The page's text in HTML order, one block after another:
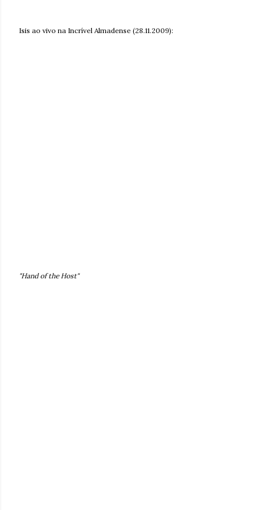
Isis ao vivo na Incrível Almadense (28.11.2009):
"Hand of the Host"